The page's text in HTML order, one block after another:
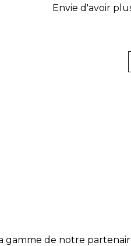
Envie d'avoir
gamme de notre